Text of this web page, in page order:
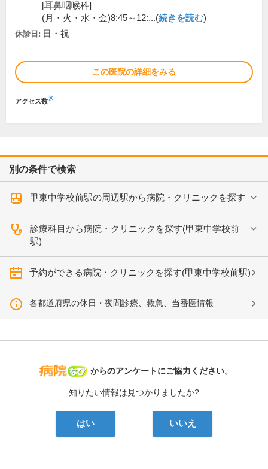
[耳鼻咽喉科]
(月・火・水・金)8:45～12:...(続きを読む)
休診日: 日・祝
この医院の詳細をみる
アクセス数※
別の条件で検索
甲東中学校前駅の周辺駅から病院・クリニックを探す
診療科目から病院・クリニックを探す(甲東中学校前
駅)
予約ができる病院・クリニックを探す(甲東中学校前駅)
各都道府県の休日・夜間診療、救急、当番医情報
病院なび
からのアンケートにご協力ください。
知りたい情報は見つかりましたか?
はい いいえ